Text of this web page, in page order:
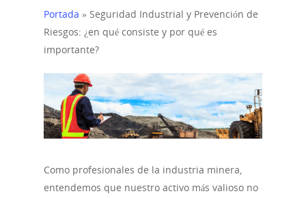
Portada » Seguridad Industrial y Prevención de
Riesgos: ¿en qué consiste y por qué es
importante?
Como profesionales de la industria minera,
entendemos que nuestro activo más valioso no